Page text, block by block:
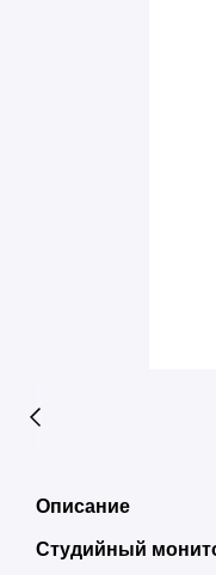
Описание
Студийный